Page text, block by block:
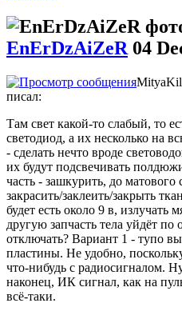
EnErDzAiZeR 04
писал:
Там свет какой-то слабый, то
светодиод, а их несколько на
- сделать нечто вроде
их будут подсвечивать
часть - зашкурить, до матового
закрасить/заклеить/закрыть
будет есть около 9 в, излучать
другую запчасть тела уйдёт
отключать? Вариант 1 - тупо
пластины. Не удобно,
что-нибудь с радиосигналом.
наконец, ИК сигнал, как на
всё-таки.